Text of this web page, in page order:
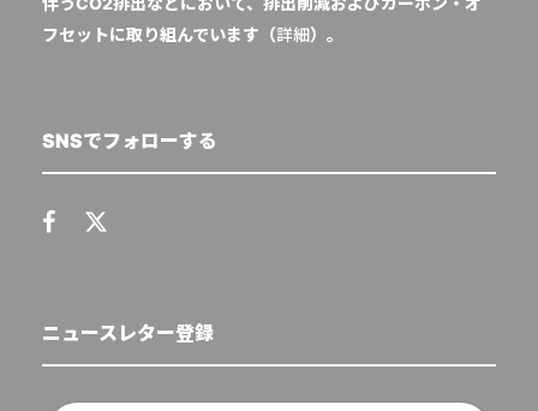
フセットに取り組んでいます（詳細）。
SNSでフォローする
ニュースレター登録